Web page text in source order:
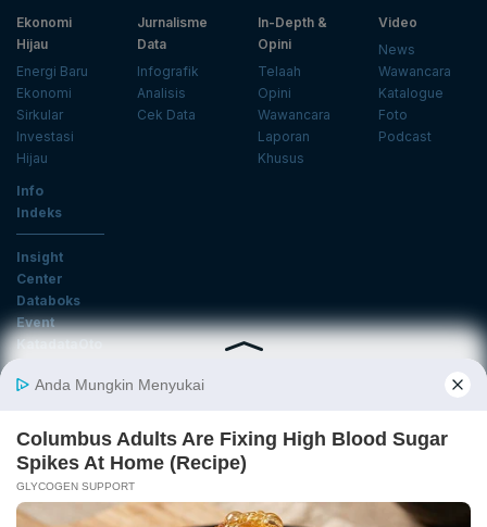
Ekonomi
Hijau
Energi Baru
Ekonomi
Sirkular
Investasi
Hijau
Jurnalisme
Data
Infografik
Analisis
Cek Data
In-Depth &
Opini
Telaah
Opini
Wawancara
Laporan
Khusus
Video
News
Wawancara
Katalogue
Foto
Podcast
Info
Indeks
Insight
Center
Databoks
Event
KatadataOto
Email
Daftar